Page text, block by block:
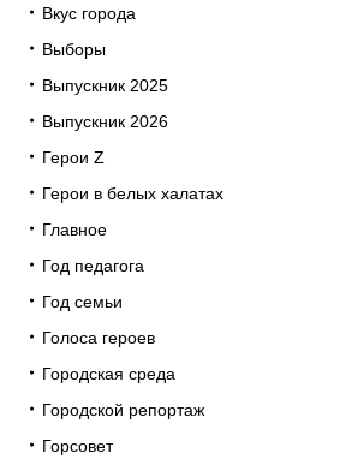
Вкус города
Выборы
Выпускник 2025
Выпускник 2026
Герои Z
Герои в белых халатах
Главное
Год педагога
Год семьи
Голоса героев
Городская среда
Городской репортаж
Горсовет